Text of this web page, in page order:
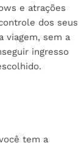
e atrações
dos seus
viagem, sem a
ingresso
tem a